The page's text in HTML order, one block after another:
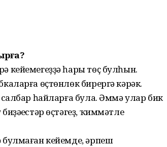
кейемегеҙҙә һары төҫ булһын.
өҫтөнлөк бирергә кәрәк.
салбар һайларға була. Әммә улар бик
өҫтәгеҙ, ҡиммәтле
булмаған кейемде, әрпеш